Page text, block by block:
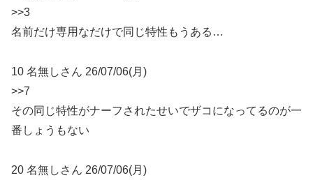
>>3
名前だけ専用なだけで同じ特性もうある…
10 名無しさん 26/07/06(月)
>>7
その同じ特性がナーフされたせいでザコになってるのが一
番しょうもない
20 名無しさん 26/07/06(月)